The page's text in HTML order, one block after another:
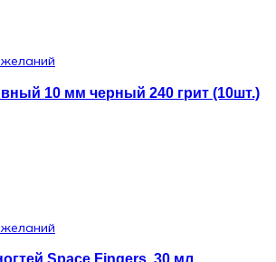
10 мм черный 240 грит (10шт.)
Space Fingers, 30 мл